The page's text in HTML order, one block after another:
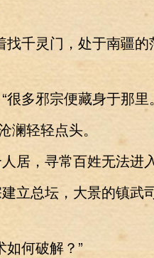
灵门，处于南疆的
多邪宗便藏身于那里
轻轻点头。
，寻常百姓无法进入
总坛，大景的镇武
何破解？”